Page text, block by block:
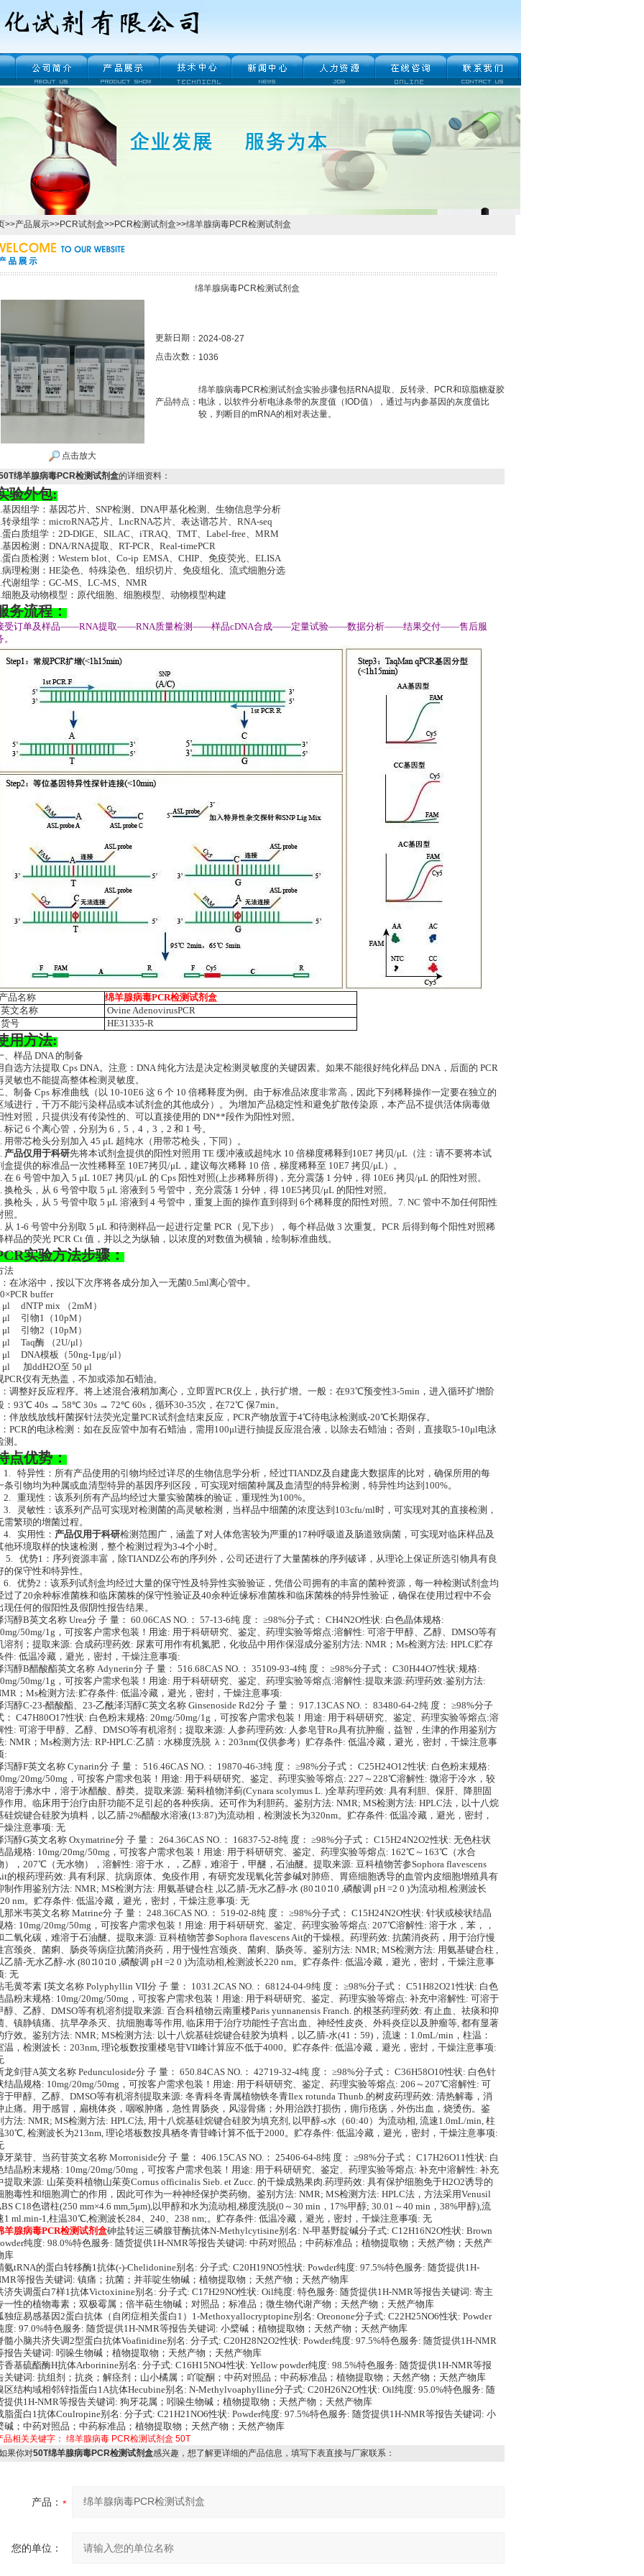
>>产品展示>>PCR试剂盒>>PCR检测试剂盒>>绵羊腺病毒PCR检测试剂盒
绵羊腺病毒PCR检测试剂盒
点击放大
更新日期： 2024-08-27
点击次数： 1036
产品特点：
绵羊腺病毒PCR检测试剂盒实验步骤包括RNA提取、反转录、PCR和琼脂糖凝胶
电泳，以软件分析电泳条带的灰度值（IOD值），通过与内参基因的灰度值比
较，判断目的mRNA的相对表达量。
绵羊腺病毒PCR检测试剂盒的详细资料：
验外包:
基因组学：基因芯片、SNP检测、DNA甲基化检测、生物信息学分析
转录组学：microRNA芯片、LncRNA芯片、表达谱芯片、RNA-seq
蛋白质组学：2D-DIGE、SILAC、iTRAQ、TMT、Label-free、MRM
基因检测：DNA/RNA提取、RT-PCR、Real-timePCR
蛋白质检测：Western blot、Co-ip EMSA、CHIP、免疫荧光、ELISA
病理检测：HE染色、特殊染色、组织切片、免疫组化、流式细胞分选
代谢组学：GC-MS、LC-MS、NMR
细胞及动物模型：原代细胞、细胞模型、动物模型构建
务流程：
受订单及样品——RNA提取——RNA质量检测——样品cDNA合成——定量试验——数据分析——结果交付——售后服
。
品名称
绵羊腺病毒PCR检测试剂盒
文名称
Ovine AdenovirusPCR
号
HE31335-R
用方法:
、样品 DNA 的制备
自选方法提取 Cps DNA。注意：DNA 纯化方法是决定检测灵敏度的关键因素。如果不能很好纯化样品 DNA，后面的 PCR
灵敏也不能提高整体检测灵敏度。
、制备 Cps 标准曲线（以 10-10E6 这 6 个 10 倍稀释度为例。由于标准品浓度非常高，因此下列稀释操作一定要在独立的
域进行，千万不能污染样品或本试剂盒的其他成分）。为增加产品稳定性和避免扩散传染原，本产品不提供活体病毒做
性对照，只提供没有传染性的、可以直接使用的 DN**段作为阳性对照。
标记 6 个离心管，分别为 6，5，4，3，2 和 1 号。
用带芯枪头分别加入 45 μL 超纯水（用带芯枪头，下同）。
产品仅用于科研先将本试剂盒提供的阳性对照用 TE 缓冲液或超纯水 10 倍梯度稀释到10E7 拷贝/μL（注：请不要将本试
盒提供的标准品一次性稀释至 10E7拷贝/μL，建议每次稀释 10 倍，梯度稀释至 10E7 拷贝/μL）。
在 6 号管中加入 5 μL 10E7 拷贝/μL 的 Cps 阳性对照(上步稀释所得)，充分震荡 1 分钟，得 10E6 拷贝/μL 的阳性对照。
换枪头，从 6 号管中取 5 μL 溶液到 5 号管中，充分震荡 1 分钟，得 10E5拷贝/μL 的阳性对照。
换枪头，从 5 号管中取 5 μL 溶液到 4 号管中，重复上面的操作直到得到 6个稀释度的阳性对照。7. NC 管中不加任何阳性
照。
从 1-6 号管中分别取 5 μL 和待测样品一起进行定量 PCR（见下步），每个样品做 3 次重复。PCR 后得到每个阳性对照稀
样品的荧光 PCR Ct 值，并以之为纵轴，以浓度的对数值为横轴，绘制标准曲线。
实验方法步骤：
法
在冰浴中，按以下次序将各成分加入一无菌0.5ml离心管中。
buffer
μl dNTP mix （2mM）
μl 引物1（10pM）
μl 引物2（10pM）
μl Taq酶 （2U/μl）
μl DNA模板（50ng-1μg/μl）
μl 加ddH2O至 50 μl
PCR仪有无热盖，不加或添加石蜡油。
调整好反应程序。将上述混合液稍加离心，立即置PCR仪上，执行扩增。一般：在93℃预变性3-5min，进入循环扩增阶
：93℃ 40s → 58℃ 30s → 72℃ 60s，循环30-35次，在72℃ 保7min。
伴放线放线杆菌探针法荧光定量PCR试剂盒结束反应，PCR产物放置于4℃待电泳检测或-20℃长期保存。
PCR的电泳检测：如在反应管中加有石蜡油，需用100μl进行抽提反应混合液，以除去石蜡油；否则，直接取5-10μl电泳
测。
点优势：
特异性：所有产品使用的引物均经过详尽的生物信息学分析，经过TIANDZ及自建庞大数据库的比对，确保所用的每
条引物均为种属或血清型特异的基因序列区段，可实现对细菌种属及血清型的特异检测，特异性均达到100%。
重现性：该系列所有产品均经过大量实验菌株的验证，重现性为100%。
灵敏性：该系列产品可实现对检测菌的高灵敏检测，当样品中细菌的浓度达到103cfu/ml时，可实现对其的直接检测，
需繁琐的增菌过程。
实用性： 产品仅用于科研检测范围广，涵盖了对人体危害较为严重的17种呼吸道及肠道致病菌，可实现对临床样品及
他环境取样的快速检测，整个检测过程为3-4个小时。
5. 优势1：序列资源丰富，除TIANDZ公布的序列外，公司还进行了大量菌株的序列破译，从理论上保证所选引物具有良
的保守性和特异性。
优势2：该系列试剂盒均经过大量的保守性及特异性实验验证，凭借公司拥有的丰富的菌种资源，每一种检测试剂盒均
过了20余种标准菌株和临床菌株的保守性验证及40余种近缘标准菌株和临床菌株的特异性验证，确保在使用过程中不会
现任何的假阳性及假阴性报告结果。
泻醇B英文名称 Urea分 子 量： 60.06CAS NO.： 57-13-6纯 度： ≥98%分子式： CH4N2O性状: 白色晶体规格:
50mg/1g，可按客户需求包装！用途: 用于科研研究、鉴定、药理实验等熔点:溶解性: 可溶于甲醇、乙醇、DMSO等有
溶剂；提取来源: 合成药理药效: 尿素可用作有机氮肥，化妆品中用作保湿成分鉴别方法: NMR；Ms检测方法: HPLC贮存
件: 低温冷藏，避光，密封，干燥注意事项:
泻醇B醋酸酯英文名称 Adynerin分 子 量： 516.68CAS NO.： 35109-93-4纯 度： ≥98%分子式： C30H44O7性状:规格:
50mg/1g，可按客户需求包装！用途: 用于科研研究、鉴定、药理实验等熔点:溶解性:提取来源:药理药效:鉴别方法:
；Ms检测方法:贮存条件: 低温冷藏，避光，密封，干燥注意事项:
泻醇C-23-醋酸酯、23-乙酰泽泻醇C英文名称 Ginsenoside Rd2分 子 量： 917.13CAS NO.： 83480-64-2纯 度： ≥98%分子
： C47H80O17性状: 白色粉末规格: 20mg/50mg/1g，可按客户需求包装！用途: 用于科研研究、鉴定、药理实验等熔点:溶
性: 可溶于甲醇、乙醇、DMSO等有机溶剂；提取来源: 人参药理药效: 人参皂苷Ro具有抗肿瘤，益智，生津的作用鉴别方
: NMR；Ms检测方法: RP-HPLC:乙腈：水梯度洗脱 λ：203nm(仅供参考）贮存条件: 低温冷藏，避光，密封，干燥注意事
:
泻醇F英文名称 Cynarin分 子 量： 516.46CAS NO.： 19870-46-3纯 度： ≥98%分子式： C25H24O12性状: 白色粉末规格:
20mg/50mg，可按客户需求包装！用途: 用于科研研究、鉴定、药理实验等熔点: 227～228℃溶解性: 微溶于冷水，较
溶于沸水中，溶于冰醋酸、醇类。提取来源: 菊科植物洋蓟(Cynara scolymus L. )全草药理药效: 具有利胆、保肝、降胆固
作用。临床用于治疗由肝功能不足引起的各种疾病。还可作为利胆药。鉴别方法: NMR; MS检测方法: HPLC法，以十八烷
硅烷键合硅胶为填料，以乙腈-2%醋酸水溶液(13:87)为流动相，检测波长为320nm。贮存条件: 低温冷藏，避光，密封，
燥注意事项: 无
泻醇G英文名称 Oxymatrine分 子 量： 264.36CAS NO.： 16837-52-8纯 度： ≥98%分子式： C15H24N2O2性状: 无色柱状
晶规格: 10mg/20mg/50mg，可按客户需求包装！用途: 用于科研研究、鉴定、药理实验等熔点: 162℃～163℃（水合
），207℃（无水物），溶解性: 溶于水，，乙醇，难溶于，甲醚，石油醚。提取来源: 豆科植物苦参Sophora flavescens
的根药理药效: 具有利尿、抗病原体、免疫作用，有研究发现氧化苦参碱对肺癌、胃癌细胞诱导的血管内皮细胞增殖具有
制作用鉴别方法: NMR; MS检测方法: 用氨基键合柱 ,以乙腈-无水乙醇-水 (80∶10∶10 ,磷酸调 pH =2 0 )为流动相,检测波长
nm。贮存条件: 低温冷藏，避光，密封，干燥注意事项: 无
那米韦英文名称 Matrine分 子 量： 248.36CAS NO.： 519-02-8纯 度： ≥98%分子式： C15H24N2O性状: 针状或棱状结晶
格: 10mg/20mg/50mg，可按客户需求包装！用途: 用于科研研究、鉴定、药理实验等熔点: 207℃溶解性: 溶于水，苯，，
二氧化碳，难溶于石油醚。提取来源: 豆科植物苦参Sophora flavescens Ait的干燥根。药理药效: 抗菌消炎药，用于治疗慢
宫颈炎、菌痢、肠炎等病症抗菌消炎药，用于慢性宫颈炎、菌痢、肠炎等。鉴别方法: NMR; MS检测方法: 用氨基键合柱 ,
乙腈-无水乙醇-水 (80∶10∶10 ,磷酸调 pH =2 0 )为流动相,检测波长220 nm。贮存条件: 低温冷藏，避光，密封，干燥注意事
: 无
毛黄芩素 I英文名称 Polyphyllin VII分 子 量： 1031.2CAS NO.： 68124-04-9纯 度： ≥98%分子式： C51H82O21性状: 白色
晶粉末规格: 10mg/20mg/50mg，可按客户需求包装！用途: 用于科研研究、鉴定、药理实验等熔点: 补充中溶解性: 可溶于
醇、乙醇、DMSO等有机溶剂提取来源: 百合科植物云南重楼Paris yunnanensis Franch. 的根茎药理药效: 有止血、祛痰和抑
、镇静镇痛、抗早孕杀灭、抗细胞毒等作用, 临床用于治疗功能性子宫出血、神经性皮炎、外科炎症以及肿瘤等, 都有显著
疗效。鉴别方法: NMR; MS检测方法: 以十八烷基硅烷键合硅胶为填料，以乙腈-水(41：59)，流速：1.0mL/min，柱温：
温，检测波长：203nm, 理论板数按重楼皂苷VII峰计算应不低于4000。贮存条件: 低温冷藏，避光，密封，干燥注意事项:
龙剑苷A英文名称 Pedunculoside分 子 量： 650.84CAS NO.： 42719-32-4纯 度： ≥98%分子式： C36H58O10性状: 白色针
结晶规格: 10mg/20mg/50mg，可按客户需求包装！用途: 用于科研研究、鉴定、药理实验等熔点: 206～207℃溶解性: 可
于甲醇、乙醇、DMSO等有机溶剂提取来源: 冬青科冬青属植物铁冬青Ilex rotunda Thunb.的树皮药理药效: 清热解毒，消
止痛。用于感冒，扁桃体炎，咽喉肿痛，急性胃肠炎，风湿骨痛；外用治跌打损伤，痈疖疮疡，外伤出血，烧烫伤。鉴
方法: NMR; MS检测方法: HPLC法, 用十八烷基硅烷键合硅胶为填充剂, 以甲醇-s水（60:40）为流动相, 流速1.0mL/min, 柱
30℃, 检测波长为213nm, 理论塔板数按具栖冬青苷峰计算不低于2000。贮存条件: 低温冷藏，避光，密封，干燥注意事项:
牙菜苷、当药苷英文名称 Morroniside分 子 量： 406.15CAS NO.： 25406-64-8纯 度： ≥98%分子式： C17H26O11性状: 白
结晶粉末规格: 10mg/20mg/50mg，可按客户需求包装！用途: 用于科研研究、鉴定、药理实验等熔点: 补充中溶解性: 补充
提取来源: 山茱萸科植物山茱萸Cornus officinalis Sieb. et Zucc. 的干燥成熟果肉.药理药效: 具有保护细胞免于H2O2诱导的
胞毒性和细胞凋亡的作用，因此可作为一种神经保护类药物。鉴别方法: NMR; MS检测方法: HPLC法，方法采用Venusil
C18色谱柱(250 mm×4.6 mm,5μm),以甲醇和水为流动相,梯度洗脱(0～30 min，17%甲醇; 30.01～40 min，38%甲醇),流
1 ml.min-1,柱温30℃,检测波长284、240、238 nm;。贮存条件: 低温冷藏，避光，密封，干燥注意事项: 无
羊腺病毒PCR检测试剂盒砷盐转运三磷腺苷酶抗体N-Methylcytisine别名: N-甲基野靛碱分子式: C12H16N2O性状: Brown
纯度: 98.0%特色服务: 随货提供1H-NMR等报告关键词: 中药对照品；中药标准品；植物提取物；天然产物；天然产
库
氨tRNA的蛋白转移酶1抗体(-)-Chelidonine别名: 分子式: C20H19NO5性状: Powder纯度: 97.5%特色服务: 随货提供1H-
等报告关键词: 镇痛；抗菌；并菲啶生物碱；植物提取物；天然产物；天然产物库
济失调蛋白7样1抗体Victoxinine别名: 分子式: C17H29NO性状: Oil纯度: 特色服务: 随货提供1H-NMR等报告关键词: 寄主
一性的植物毒素；双极霉属；倍半萜生物碱；对照品；标准品；微生物代谢产物；天然产物；天然产物库
独症易感基因2蛋白抗体（自闭症相关蛋白1）1-Methoxyallocryptopine别名: Oreonone分子式: C22H25NO6性状: Powder
度: 97.0%特色服务: 随货提供1H-NMR等报告关键词: 小檗碱；植物提取物；天然产物；天然产物库
髓小脑共济失调2型蛋白抗体Voafinidine别名: 分子式: C20H28N2O2性状: Powder纯度: 97.5%特色服务: 随货提供1H-NMR
报告关键词: 吲哚生物碱；植物提取物；天然产物；天然产物库
香基硫酯酶H抗体Arborinine别名: 分子式: C16H15NO4性状: Yellow powder纯度: 98.5%特色服务: 随货提供1H-NMR等报
关键词: 抗组剂；抗炎；解痉剂；山小橘属；吖啶酮；中药对照品；中药标准品；植物提取物；天然产物；天然产物库
区结构域相邻锌指蛋白1A抗体Hecubine别名: N-Methylvoaphylline分子式: C20H26N2O性状: Oil纯度: 95.0%特色服务: 随
提供1H-NMR等报告关键词: 狗牙花属；吲哚生物碱；植物提取物；天然产物；天然产物库
脂蛋白1抗体Coulropine别名: 分子式: C21H21NO6性状: Powder纯度: 97.5%特色服务: 随货提供1H-NMR等报告关键词: 小
碱；中药对照品；中药标准品；植物提取物；天然产物；天然产物库
品相关关键字： 绵羊腺病毒 PCR检测试剂盒 50T
你对50T绵羊腺病毒PCR检测试剂盒感兴趣，想了解更详细的产品信息，填写下表直接与厂家联系：
产品：
您的单位：